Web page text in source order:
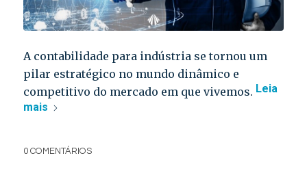
A contabilidade para indústria se tornou um
pilar estratégico no mundo dinâmico e
competitivo do mercado em que vivemos. Leia
mais
0 COMENTÁRIOS